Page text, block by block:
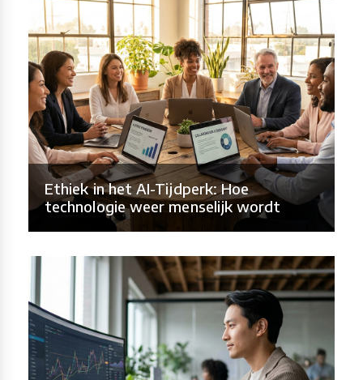
Ethiek in het AI-Tijdperk: Hoe
technologie weer menselijk wordt